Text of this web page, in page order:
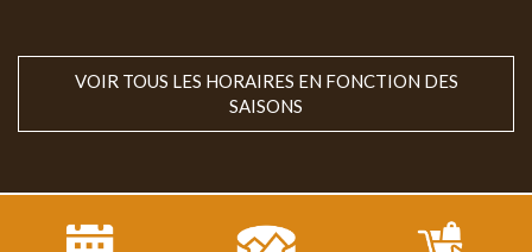
VOIR TOUS LES HORAIRES EN FONCTION DES
SAISONS